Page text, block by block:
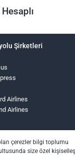
Hesaplı
Şirketleri
Airlines
Airlines
çerezler bilgi toplumu
size özel